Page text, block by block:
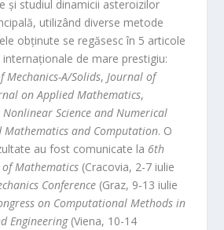
și studiul dinamicii asteroizilor
utilizând diverse metode
obținute se regăsesc în 5 articole
de mare prestigiu:
Mechanics-A/Solids,Journal of
on Applied Mathematics,
Science and Numerical
Mathematics and Computation. O
au fost comunicate la 6th
of Mathematics (Cracovia, 2-7 iulie
Conference (Graz, 9-13 iulie
on Computational Methods in
Engineering(Viena, 10-14